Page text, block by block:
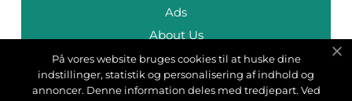
Ads
About Us
Cookies
Contact
På vores website bruges cookies til at huske dine
indstillinger, statistik og personalisering af indhold og
annoncer. Denne information deles med tredjepart. Ved